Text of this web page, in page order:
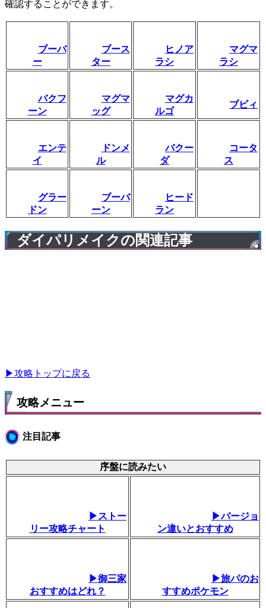
確認することができます。
ブーバ
ー
ブース
ター
ヒノア
ラシ
マグマ
ラシ
バクフ
ーン
マグマ
ッグ
マグカ
ルゴ
ブビィ
エンテ
イ
ドンメ
ル
バクー
ダ
コータ
ス
グラー
ドン
ブーバ
ーン
ヒード
ラン
ダイパリメイクの関連記事
▶攻略トップに戻る
攻略メニュー
注目記事
序盤に読みたい
▶ストー
リー攻略チャート
▶バージョ
ン違いとおすすめ
▶御三家
おすすめはどれ？
▶旅パのお
すすめポケモン